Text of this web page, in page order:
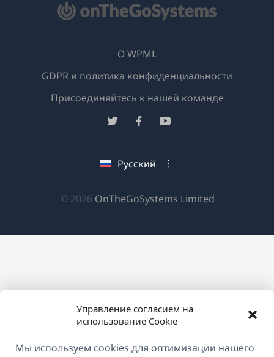
Управление согласием на
использование Cookie
Мы используем cookies для оптимизации нашего
© 2026 OnTheGoSystems Limited
новом
Русский
О WPML
GDPR и политика конфиденциальности
Присоединяйтесь к нашей команде
(открывается
окне)
(открывается
окне)
(открывается